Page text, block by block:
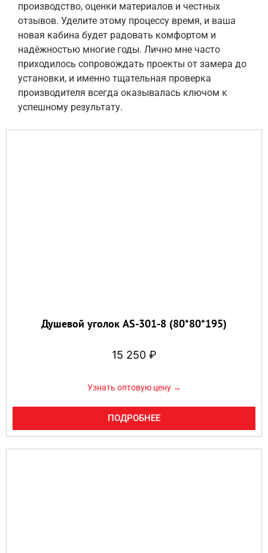
производство, оценки материалов и честных
отзывов. Уделите этому процессу время, и ваша
новая кабина будет радовать комфортом и
надёжностью многие годы. Лично мне часто
приходилось сопровождать проекты от замера до
установки, и именно тщательная проверка
производителя всегда оказывалась ключом к
успешному результату.
Душевой уголок AS-301-8 (80*80*195)
15 250 ₽
Узнать оптовую цену →
ПОДРОБНЕЕ